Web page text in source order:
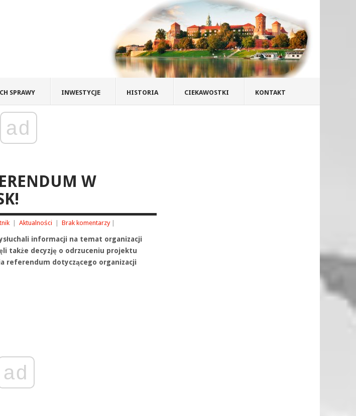
SPRAWY INWESTYCJE HISTORIA CIEKAWOSTKI KONTAKT
ad
W
Aktualności Brak komentarzy
informacji na temat organizacji
także decyzję o odrzuceniu projektu
referendum dotyczącego organizacji
ad